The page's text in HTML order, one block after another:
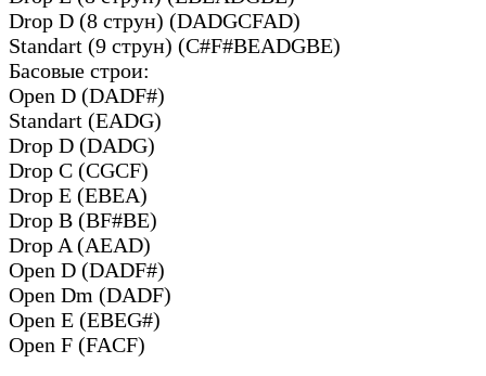
Drop D (8 струн) (DADGCFAD)
Standart (9 струн) (C#F#BEADGBE)
Басовые строи:
Open D (DADF#)
Standart (EADG)
Drop D (DADG)
Drop C (CGCF)
Drop E (EBEA)
Drop B (BF#BE)
Drop A (AEAD)
Open D (DADF#)
Open Dm (DADF)
Open E (EBEG#)
Open F (FACF)